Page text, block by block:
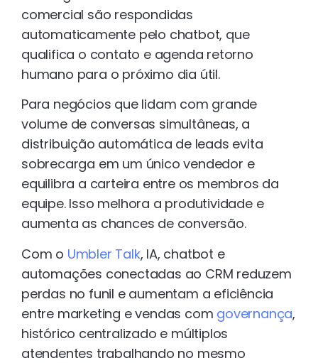
comercial são respondidas
automaticamente pelo chatbot, que
qualifica o contato e agenda retorno
humano para o próximo dia útil.
Para negócios que lidam com grande
volume de conversas simultâneas, a
distribuição automática de leads evita
sobrecarga em um único vendedor e
equilibra a carteira entre os membros da
equipe. Isso melhora a produtividade e
aumenta as chances de conversão.
Com o Umbler Talk, IA, chatbot e
automações conectadas ao CRM reduzem
perdas no funil e aumentam a eficiência
entre marketing e vendas com governança,
histórico centralizado e múltiplos
atendentes trabalhando no mesmo